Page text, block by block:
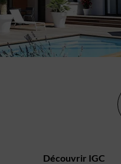
Découvrir IGC